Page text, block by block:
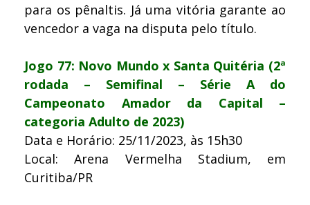
para os pênaltis. Já uma vitória garante ao
vencedor a vaga na disputa pelo título.
Jogo 77: Novo Mundo x Santa Quitéria (2ª
rodada – Semifinal – Série A do
Campeonato Amador da Capital –
categoria Adulto de 2023)
Data e Horário: 25/11/2023, às 15h30
Local: Arena Vermelha Stadium, em
Curitiba/PR